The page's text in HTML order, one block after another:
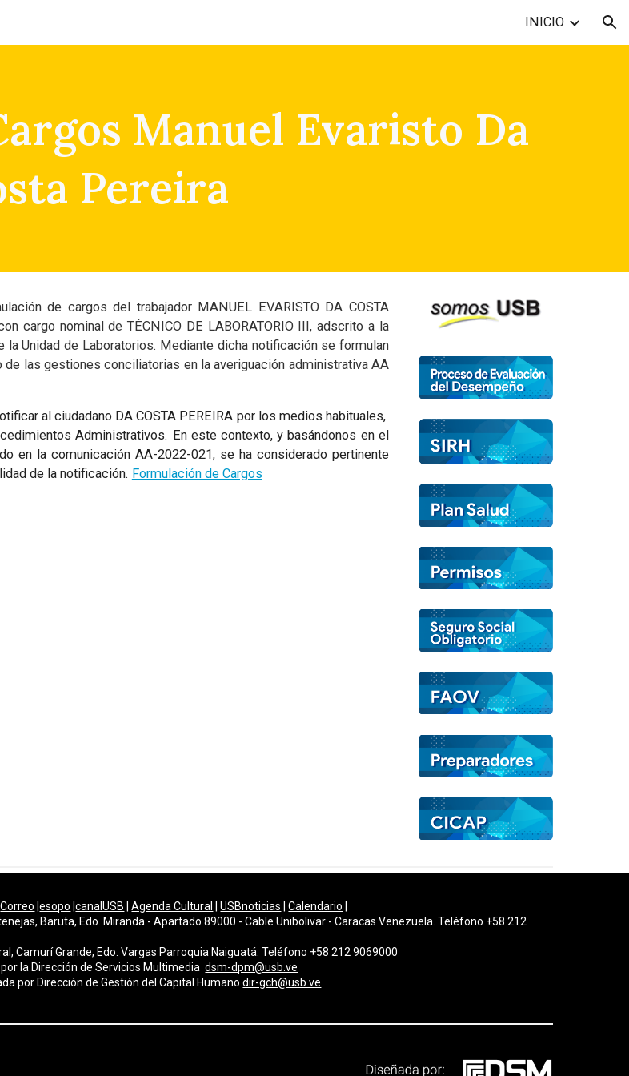
INICIO
Manuel Evaristo Da
Pereira
de cargos del trabajador MANUEL EVARISTO DA COSTA
cargo nominal de TÉCNICO DE LABORATORIO III, adscrito a la
Unidad de Laboratorios. Mediante dicha notificación se formulan
las gestiones conciliatorias en la averiguación administrativa AA
al ciudadano DA COSTA PEREIRA por los medios habituales,
Administrativos. En este contexto, y basándonos en el
en la comunicación AA-2022-021, se ha considerado pertinente
de la notificación. Formulación de Cargos
|Correo |esopo |canalUSB |Agenda Cultural |USBnoticias |Calendario
Baruta, Edo. Miranda - Apartado 89000 - Cable Unibolivar - Caracas Venezuela. Teléfono +58 212
Camurí Grande, Edo. Vargas Parroquia Naiguatá. Teléfono +58 212 9069000
la Dirección de Servicios Multimediadsm-dpm@usb.ve
por Dirección de Gestión del Capital Humano dir-gch@usb.ve